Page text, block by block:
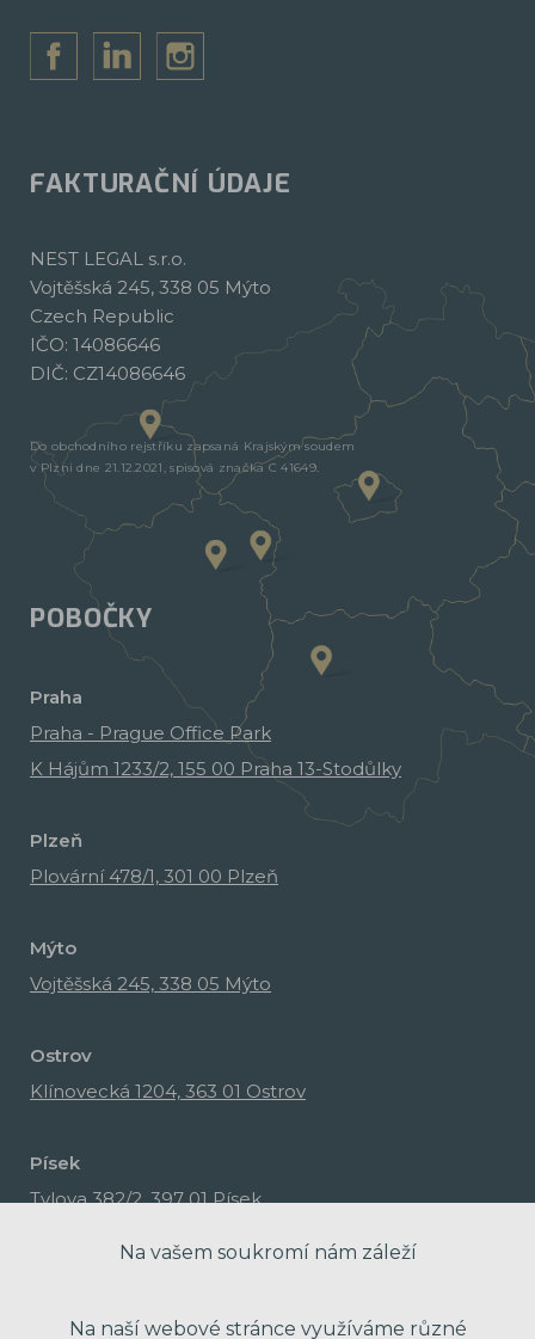
FAKTURAČNÍ ÚDAJE
NEST LEGAL s.r.o.
Vojtěšská 245, 338 05 Mýto
Czech Republic
IČO: 14086646
DIČ: CZ14086646
Do obchodního rejstříku zapsaná Krajským soudem
v Plzni dne 21.12.2021, spisová značka C 41649.
POBOČKY
Praha
Praha - Prague Office Park
K Hájům 1233/2, 155 00 Praha 13-Stodůlky
Plzeň
Plovární 478/1, 301 00 Plzeň
Mýto
Vojtěšská 245, 338 05 Mýto
Ostrov
Klínovecká 1204, 363 01 Ostrov
Písek
Tylova 382/2, 397 01 Písek
Na vašem soukromí nám záleží
Na naší webové stránce využíváme různé